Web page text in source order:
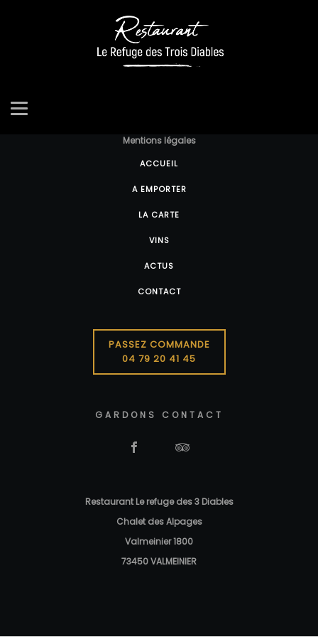
Mentions légales
ACCUEIL
A EMPORTER
LA CARTE
VINS
ACTUS
CONTACT
PASSEZ COMMANDE
04 79 20 41 45
GARDONS CONTACT
Restaurant Le refuge des 3 Diables
Chalet des Alpages
Valmeinier 1800
73450 VALMEINIER